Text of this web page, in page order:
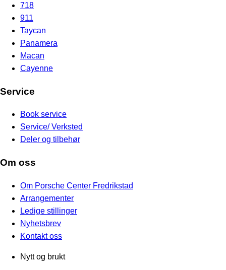
718
911
Taycan
Panamera
Macan
Cayenne
Service
Book service
Service/ Verksted
Deler og tilbehør
Om oss
Om Porsche Center Fredrikstad
Arrangementer
Ledige stillinger
Nyhetsbrev
Kontakt oss
Nytt og brukt